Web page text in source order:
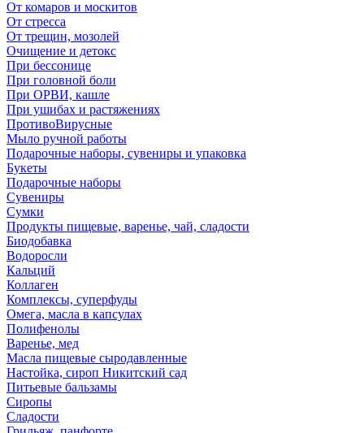
От комаров и москитов
От стресса
От трещин, мозолей
Очищение и детокс
При бессонице
При головной боли
При ОРВИ, кашле
При ушибах и растяжениях
ПротивоВирусные
Мыло ручной работы
Подарочные наборы, сувениры и упаковка
Букеты
Подарочные наборы
Сувениры
Сумки
Продукты пищевые, варенье, чай, сладости
Биодобавка
Водоросли
Кальций
Коллаген
Комплексы, суперфуды
Омега, масла в капсулах
Полифенолы
Варенье, мед
Масла пищевые сыродавленные
Настойка, сироп Никитский сад
Питьевые бальзамы
Сиропы
Сладости